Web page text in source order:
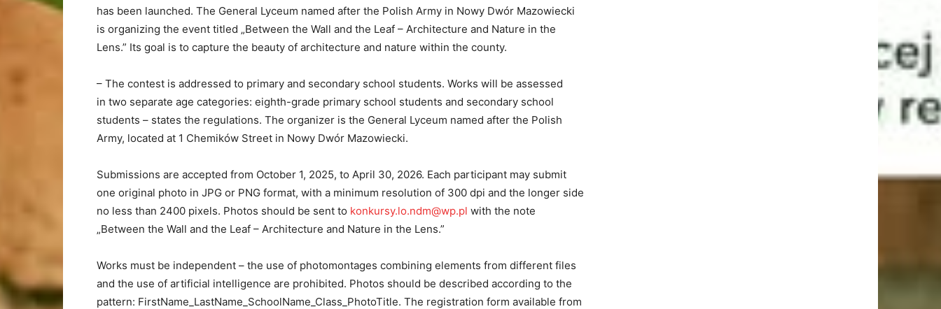
has been launched. The General Lyceum named after the Polish Army in Nowy Dwór Mazowiecki
is organizing the event titled „Between the Wall and the Leaf – Architecture and Nature in the
Lens.” Its goal is to capture the beauty of architecture and nature within the county.
– The contest is addressed to primary and secondary school students. Works will be assessed
in two separate age categories: eighth-grade primary school students and secondary school
students – states the regulations. The organizer is the General Lyceum named after the Polish
Army, located at 1 Chemików Street in Nowy Dwór Mazowiecki.
Submissions are accepted from October 1, 2025, to April 30, 2026. Each participant may submit
one original photo in JPG or PNG format, with a minimum resolution of 300 dpi and the longer side
no less than 2400 pixels. Photos should be sent to konkursy.lo.ndm@wp.pl with the note
„Between the Wall and the Leaf – Architecture and Nature in the Lens.”
Works must be independent – the use of photomontages combining elements from different files
and the use of artificial intelligence are prohibited. Photos should be described according to the
pattern: FirstName_LastName_SchoolName_Class_PhotoTitle. The registration form available from